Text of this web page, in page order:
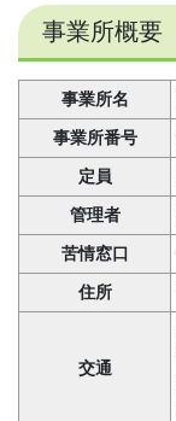
事業所概要
事業所名
事業所番号
定員
管理者
苦情窓口
住所
交通